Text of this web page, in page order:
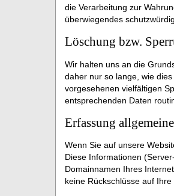
die Verarbeitung zur
überwiegendes
Löschung bzw.
Wir halten uns an die
daher nur so lange, wie
vorgesehenen vielfältigen
entsprechenden Daten
Erfassung
Wenn Sie auf unsere
Diese Informationen
Domainnamen Ihres
keine Rückschlüsse auf